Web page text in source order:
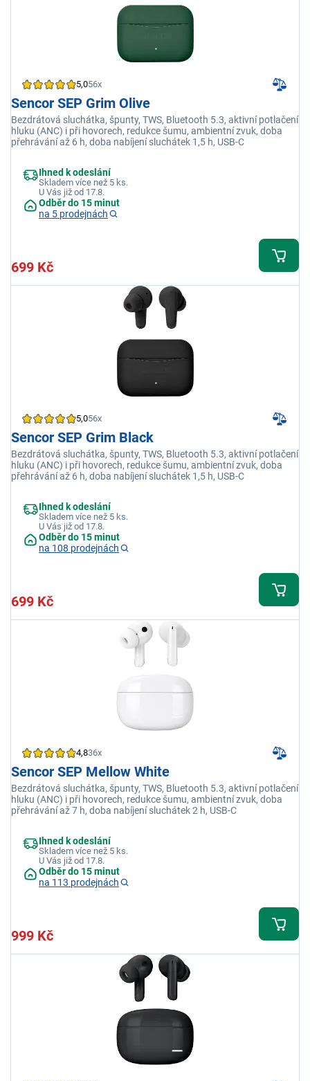
5,056x
Sencor SEP Grim Olive
Bezdrátová sluchátka, špunty, TWS, Bluetooth 5.3, aktivní potlačení
hluku (ANC) i při hovorech, redukce šumu, ambientní zvuk, doba
přehrávání až 6 h, doba nabíjení sluchátek 1,5 h, USB-C
Ihned k odeslání
Skladem více než 5 ks.
U Vás již od 17.8.
Odběr do 15 minut
na 5 prodejnách
699 Kč
5,056x
Sencor SEP Grim Black
Bezdrátová sluchátka, špunty, TWS, Bluetooth 5.3, aktivní potlačení
hluku (ANC) i při hovorech, redukce šumu, ambientní zvuk, doba
přehrávání až 6 h, doba nabíjení sluchátek 1,5 h, USB-C
Ihned k odeslání
Skladem více než 5 ks.
U Vás již od 17.8.
Odběr do 15 minut
na 108 prodejnách
699 Kč
4,836x
Sencor SEP Mellow White
Bezdrátová sluchátka, špunty, TWS, Bluetooth 5.3, aktivní potlačení
hluku (ANC) i při hovorech, redukce šumu, ambientní zvuk, doba
přehrávání až 7 h, doba nabíjení sluchátek 2 h, USB-C
Ihned k odeslání
Skladem více než 5 ks.
U Vás již od 17.8.
Odběr do 15 minut
na 113 prodejnách
999 Kč